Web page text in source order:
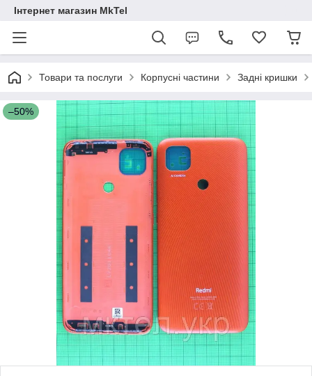
Інтернет магазин MkTel
Товари та послуги Корпусні частини Задні кришки
–50%